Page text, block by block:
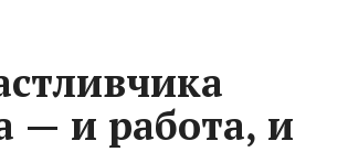
— и работа, и